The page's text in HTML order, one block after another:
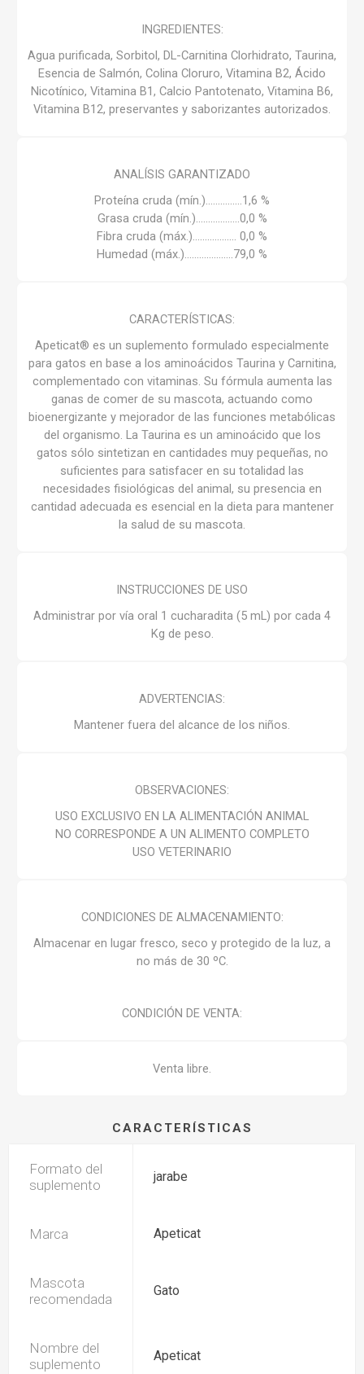
INGREDIENTES:
Agua purificada, Sorbitol, DL-Carnitina Clorhidrato, Taurina,
Esencia de Salmón, Colina Cloruro, Vitamina B2, Ácido
Nicotínico, Vitamina B1, Calcio Pantotenato, Vitamina B6,
Vitamina B12, preservantes y saborizantes autorizados.
ANALÍSIS GARANTIZADO
Proteína cruda (mín.)……………1,6 %
Grasa cruda (mín.)………………0,0 %
Fibra cruda (máx.)……………… 0,0 %
Humedad (máx.)………………..79,0 %
CARACTERÍSTICAS:
Apeticat® es un suplemento formulado especialmente
para gatos en base a los aminoácidos Taurina y Carnitina,
complementado con vitaminas. Su fórmula aumenta las
ganas de comer de su mascota, actuando como
bioenergizante y mejorador de las funciones metabólicas
del organismo. La Taurina es un aminoácido que los
gatos sólo sintetizan en cantidades muy pequeñas, no
suficientes para satisfacer en su totalidad las
necesidades fisiológicas del animal, su presencia en
cantidad adecuada es esencial en la dieta para mantener
la salud de su mascota.
INSTRUCCIONES DE USO
Administrar por vía oral 1 cucharadita (5 mL) por cada 4
Kg de peso.
ADVERTENCIAS:
Mantener fuera del alcance de los niños.
OBSERVACIONES:
USO EXCLUSIVO EN LA ALIMENTACIÓN ANIMAL
NO CORRESPONDE A UN ALIMENTO COMPLETO
USO VETERINARIO
CONDICIONES DE ALMACENAMIENTO:
Almacenar en lugar fresco, seco y protegido de la luz, a
no más de 30 ºC.
CONDICIÓN DE VENTA:
Venta libre.
CARACTERÍSTICAS
Formato del
suplemento
jarabe
Marca Apeticat
Mascota
recomendada
Gato
Nombre del
suplemento
Apeticat